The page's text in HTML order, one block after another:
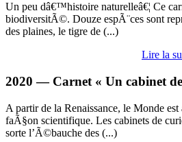
Un peu dâ€™histoire naturelleâ€¦ Ce
biodiversitÃ©. Douze espÃ¨ces sont
des plaines, le tigre de (...)
Lire la
2020 — Carnet « Un cabinet
A partir de la Renaissance, le Monde
faÃ§on scientifique. Les cabinets de
sorte l’Ã©bauche des (...)